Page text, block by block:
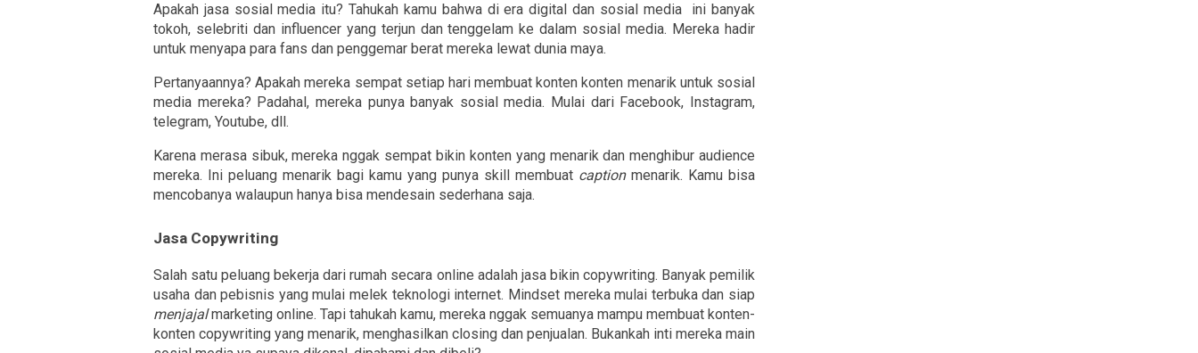
Apakah jasa sosial media itu? Tahukah kamu bahwa di era digital dan sosial media  ini banyak
tokoh, selebriti dan influencer yang terjun dan tenggelam ke dalam sosial media. Mereka hadir
untuk menyapa para fans dan penggemar berat mereka lewat dunia maya.
Pertanyaannya? Apakah mereka sempat setiap hari membuat konten konten menarik untuk sosial
media mereka? Padahal, mereka punya banyak sosial media. Mulai dari Facebook, Instagram,
telegram, Youtube, dll.
Karena merasa sibuk, mereka nggak sempat bikin konten yang menarik dan menghibur audience
mereka. Ini peluang menarik bagi kamu yang punya skill membuat caption menarik. Kamu bisa
mencobanya walaupun hanya bisa mendesain sederhana saja.
Jasa Copywriting
Salah satu peluang bekerja dari rumah secara online adalah jasa bikin copywriting. Banyak pemilik
menjajal marketing online. Tapi tahukah kamu, mereka nggak semuanya mampu membuat konten-
konten copywriting yang menarik, menghasilkan closing dan penjualan. Bukankah inti mereka main